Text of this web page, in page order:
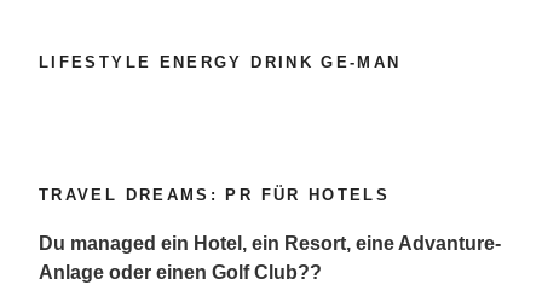
LIFESTYLE ENERGY DRINK GE-MAN
TRAVEL DREAMS: PR FÜR HOTELS
Du managed ein Hotel, ein Resort, eine Advanture-
Anlage oder einen Golf Club??